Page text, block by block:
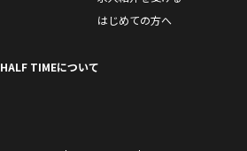
はじめての方へ
HALF TIMEについて